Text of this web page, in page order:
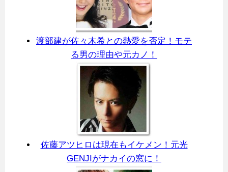
渡部建が佐々木希との熱愛を否定！モテ
る男の理由や元カノ！
佐藤アツヒロは現在もイケメン！元光
GENJIがナカイの窓に！